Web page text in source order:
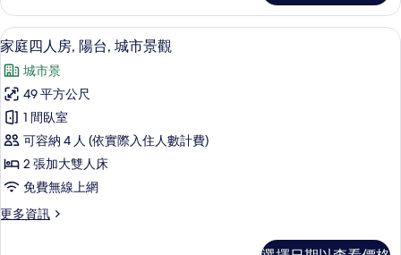
景
觀
的
所
有
相
片
雙
人
房,
陽
台,
城
市
景
觀
的
詳
情
顯
示
家
庭
四
人
房,
台,
家庭四人房, 陽台, 城市景觀 | 客房景觀
6
家庭四人房, 陽台, 城市景觀
城市景
49 平方公尺
1 間臥室
可容納 4 人 (依實際入住人數計費)
2 張加大雙人床
免費無線上網
更多資訊
更